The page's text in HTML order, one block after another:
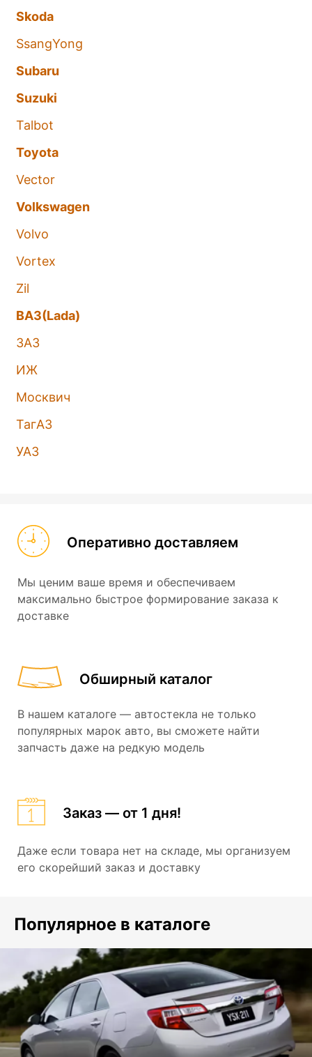
Skoda
SsangYong
Subaru
Suzuki
Talbot
Toyota
Vector
Volkswagen
Volvo
Vortex
Zil
ВАЗ(Lada)
ЗАЗ
ИЖ
Москвич
ТагАЗ
УАЗ
Оперативно доставляем
Мы ценим ваше время и обеспечиваем
максимально быстрое формирование заказа к
доставке
Обширный каталог
В нашем каталоге — автостекла не только
популярных марок авто, вы сможете найти
запчасть даже на редкую модель
Заказ — от 1 дня!
Даже если товара нет на складе, мы организуем
его скорейший заказ и доставку
Популярное в каталоге